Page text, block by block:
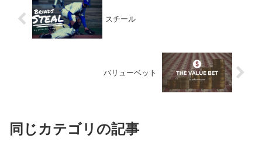
スチール
バリューベット
同じカテゴリの記事